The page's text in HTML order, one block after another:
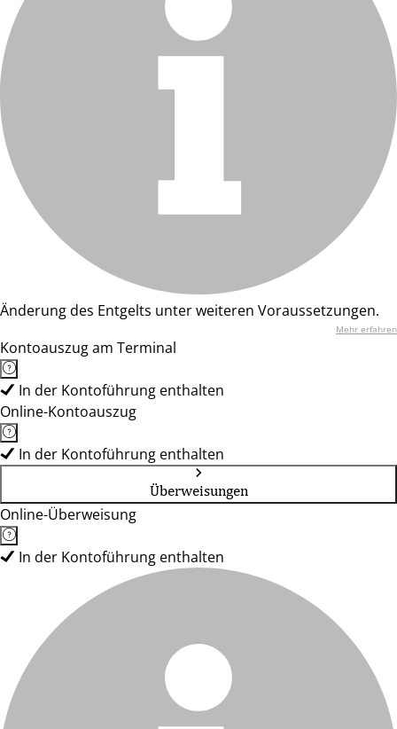
Änderung des Entgelts unter weiteren Voraussetzungen.
Mehr erfahren
Kontoauszug am Terminal
In der Kontoführung enthalten
Online-Kontoauszug
In der Kontoführung enthalten
Überweisungen
Online-Überweisung
In der Kontoführung enthalten